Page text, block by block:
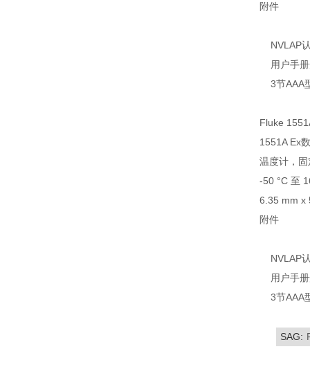
附件
NVLAP
用户手册
3节AAA
Fluke
1551A Ex
温度计，
-50 °C 至
6.35 mm x
附件
NVLAP
用户手册
3节AAA
SAG: